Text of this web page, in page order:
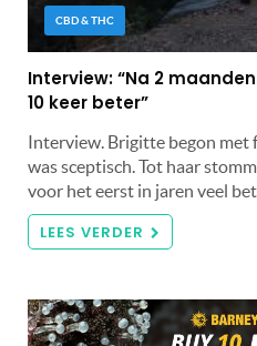
CBD & THC
Interview: “Na 2
10 keer beter”
Interview. Brigitte begon
was sceptisch. Tot haar
voor het eerst in jaren veel
LEES VERDER